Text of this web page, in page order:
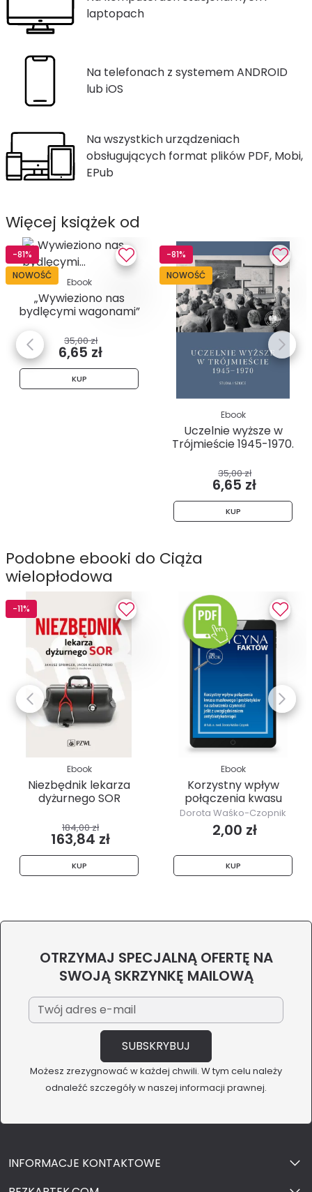
laptopach
Na telefonach z systemem ANDROID
lub iOS
Na wszystkich urządzeniach
obsługujących format plików PDF, Mobi,
EPub
Więcej książek od
-81%
NOWOŚĆ
Ebook
„Wywieziono nas
bydlęcymi wagonami”
35,00 zł
6,65 zł
KUP
-81%
NOWOŚĆ
Ebook
Uczelnie wyższe w
Trójmieście 1945-1970.
35,00 zł
6,65 zł
KUP
Podobne ebooki do Ciąża
wielopłodowa
-11%
Ebook
Niezbędnik lekarza
dyżurnego SOR
184,00 zł
163,84 zł
KUP
Ebook
Korzystny wpływ
połączenia kwasu
masłowego i...
Dorota Waśko-Czopnik
2,00 zł
KUP
OTRZYMAJ SPECJALNĄ OFERTĘ NA
SWOJĄ SKRZYNKĘ MAILOWĄ
Możesz zrezygnować w każdej chwili. W tym celu należy
odnaleźć szczegóły w naszej informacji prawnej.
INFORMACJE KONTAKTOWE